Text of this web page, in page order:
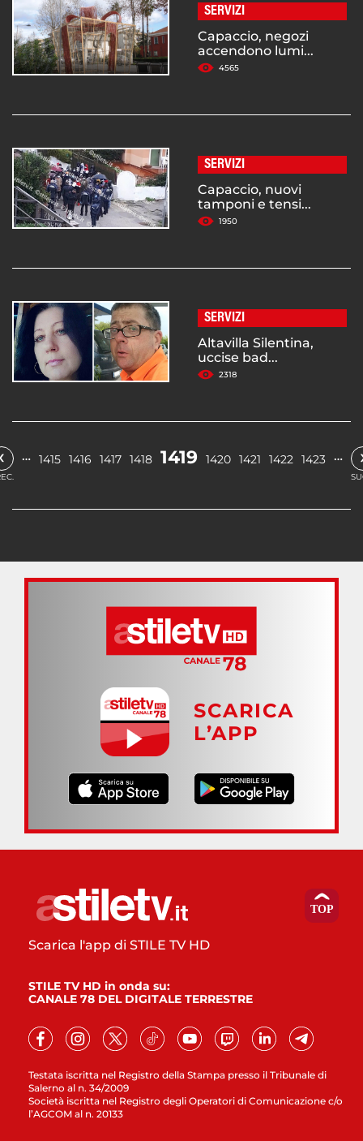
SERVIZI
Capaccio, negozi
accendono lumi...
4565
SERVIZI
Capaccio, nuovi
tamponi e tensi...
1950
SERVIZI
Altavilla Silentina,
uccise bad...
2318
… 1415 1416 1417 1418 1419 1420 1421 1422 1423 …
SCARICA
L’APP
Testata iscritta nel Registro della Stampa presso il Tribunale di
Salerno al n. 34/2009
Società iscritta nel Registro degli Operatori di Comunicazione c/o
l’AGCOM al n. 20133
Scarica l'app di STILE TV HD
STILE TV HD in onda su:
CANALE 78 DEL DIGITALE TERRESTRE